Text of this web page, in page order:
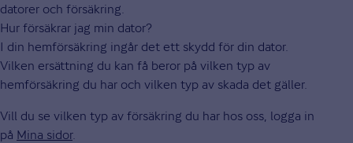
datorer och försäkring.
Hur försäkrar jag min dator?
I din hemförsäkring ingår det ett skydd för din dator.
Vilken ersättning du kan få beror på vilken typ av
hemförsäkring du har och vilken typ av skada det gäller.
Vill du se vilken typ av försäkring du har hos oss, logga in
på Mina sidor.